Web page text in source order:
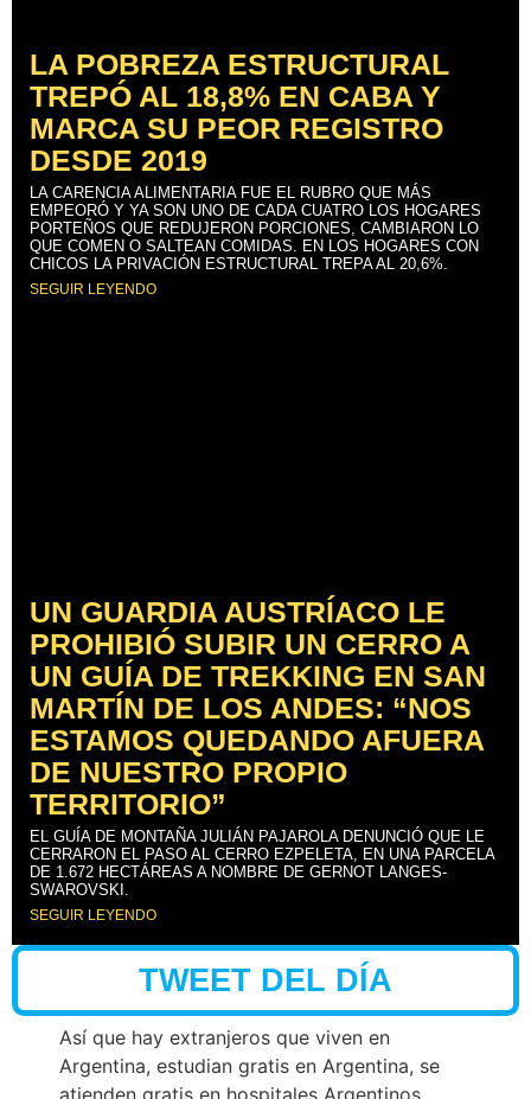
LA POBREZA ESTRUCTURAL
TREPÓ AL 18,8% EN CABA Y
MARCA SU PEOR REGISTRO
DESDE 2019
LA CARENCIA ALIMENTARIA FUE EL RUBRO QUE MÁS
EMPEORÓ Y YA SON UNO DE CADA CUATRO LOS HOGARES
PORTEÑOS QUE REDUJERON PORCIONES, CAMBIARON LO
QUE COMEN O SALTEAN COMIDAS. EN LOS HOGARES CON
CHICOS LA PRIVACIÓN ESTRUCTURAL TREPA AL 20,6%.
SEGUIR LEYENDO
UN GUARDIA AUSTRÍACO LE
PROHIBIÓ SUBIR UN CERRO A
UN GUÍA DE TREKKING EN SAN
MARTÍN DE LOS ANDES: “NOS
ESTAMOS QUEDANDO AFUERA
DE NUESTRO PROPIO
TERRITORIO”
EL GUÍA DE MONTAÑA JULIÁN PAJAROLA DENUNCIÓ QUE LE
CERRARON EL PASO AL CERRO EZPELETA, EN UNA PARCELA
DE 1.672 HECTÁREAS A NOMBRE DE GERNOT LANGES-
SWAROVSKI.
SEGUIR LEYENDO
TWEET DEL DÍA
Así que hay extranjeros que viven en
Argentina, estudian gratis en Argentina, se
atienden gratis en hospitales Argentinos